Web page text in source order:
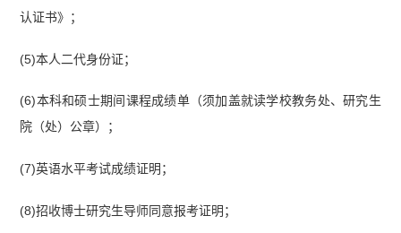
认证书》；
(5)本人二代身份证；
(6)本科和硕士期间课程成绩单（须加盖就读学校教务处、研究生
院（处）公章）；
(7)英语水平考试成绩证明；
(8)招收博士研究生导师同意报考证明；